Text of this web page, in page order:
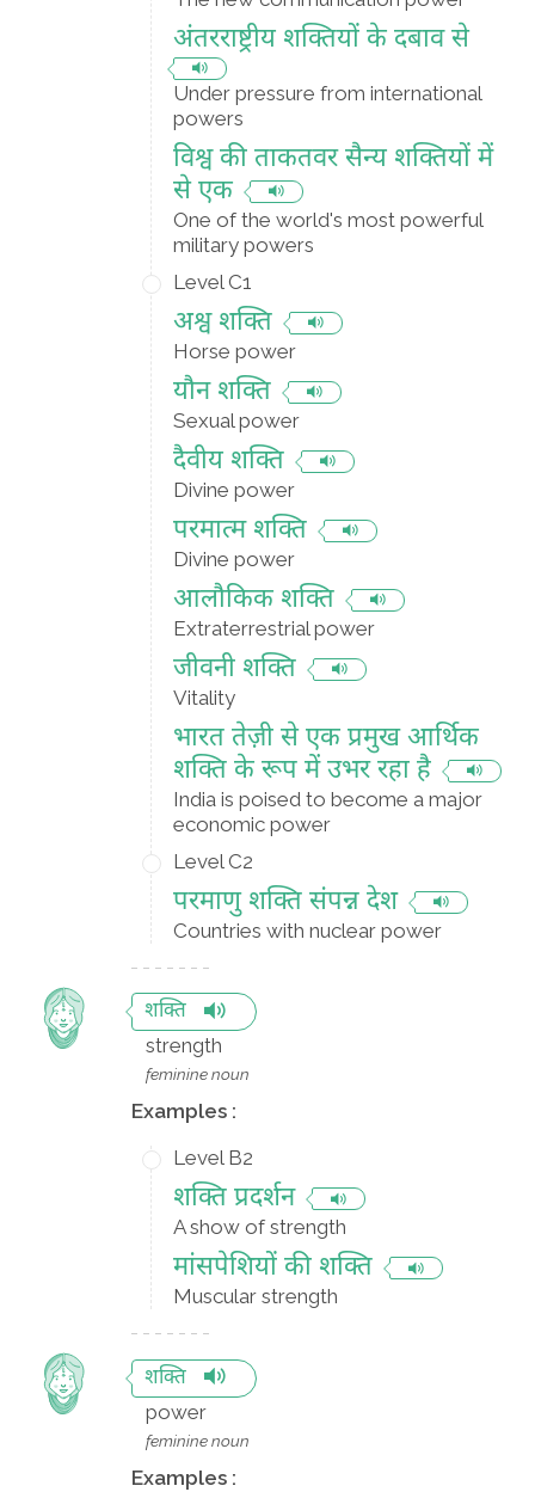
अंतरराष्ट्रीय शक्तियों के दबाव से
Under pressure from international
powers
विश्व की ताकतवर सैन्य शक्तियों में
से एक
One of the world's most powerful
military powers
Level C1
अश्व शक्ति
Horse power
यौन शक्ति
Sexual power
दैवीय शक्ति
Divine power
परमात्म शक्ति
Divine power
आलौकिक शक्ति
Extraterrestrial power
जीवनी शक्ति
Vitality
भारत तेज़ी से एक प्रमुख आर्थिक
शक्ति के रूप में उभर रहा है
India is poised to become a major
economic power
Level C2
परमाणु शक्ति संपन्न देश
Countries with nuclear power
शक्ति
strength
feminine noun
Examples :
Level B2
शक्ति प्रदर्शन
A show of strength
मांसपेशियों की शक्ति
Muscular strength
शक्ति
power
feminine noun
Examples :